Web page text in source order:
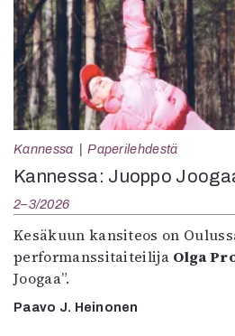
Kannessa Paperilehdestä
Kannessa: Juoppo
2–3/2026
Kesäkuun kansiteos on
performanssitaiteilija Olga
Joogaa”.
Paavo J. Heinonen